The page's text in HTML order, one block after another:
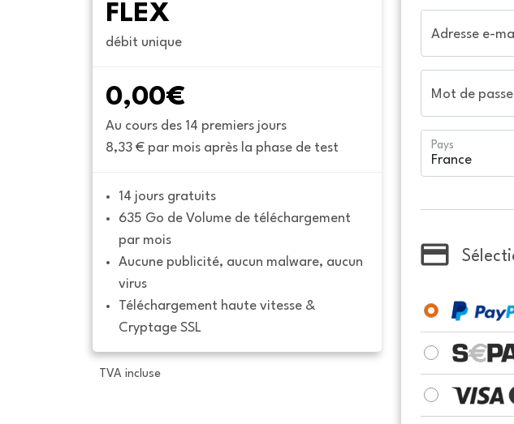
FLEX
débit unique
0,00€
Au cours des 14 premiers jours
8,33 € par mois après la phase de test
14 jours gratuits
635 Go de Volume de téléchargement
par mois
Aucune publicité, aucun malware, aucun
virus
Téléchargement haute vitesse &
Cryptage SSL
TVA incluse
Adresse e-
Mot de passe
Pays